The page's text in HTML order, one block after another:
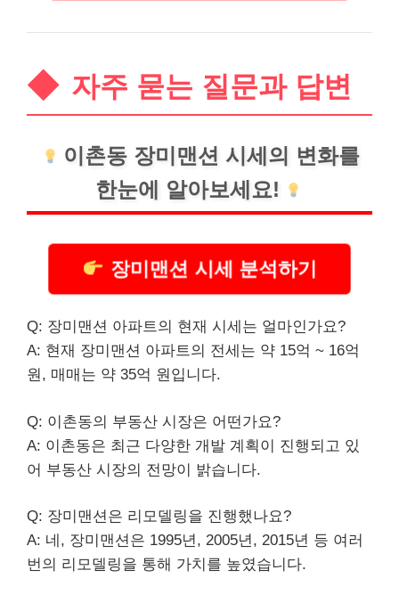
자주 묻는 질문과 답변
이촌동 장미맨션 시세의 변화를
한눈에 알아보세요!
장미맨션 시세 분석하기
Q: 장미맨션 아파트의 현재 시세는 얼마인가요?
A: 현재 장미맨션 아파트의 전세는 약 15억 ~ 16억
원, 매매는 약 35억 원입니다.
Q: 이촌동의 부동산 시장은 어떤가요?
A: 이촌동은 최근 다양한 개발 계획이 진행되고 있
어 부동산 시장의 전망이 밝습니다.
Q: 장미맨션은 리모델링을 진행했나요?
A: 네, 장미맨션은 1995년, 2005년, 2015년 등 여러
번의 리모델링을 통해 가치를 높였습니다.